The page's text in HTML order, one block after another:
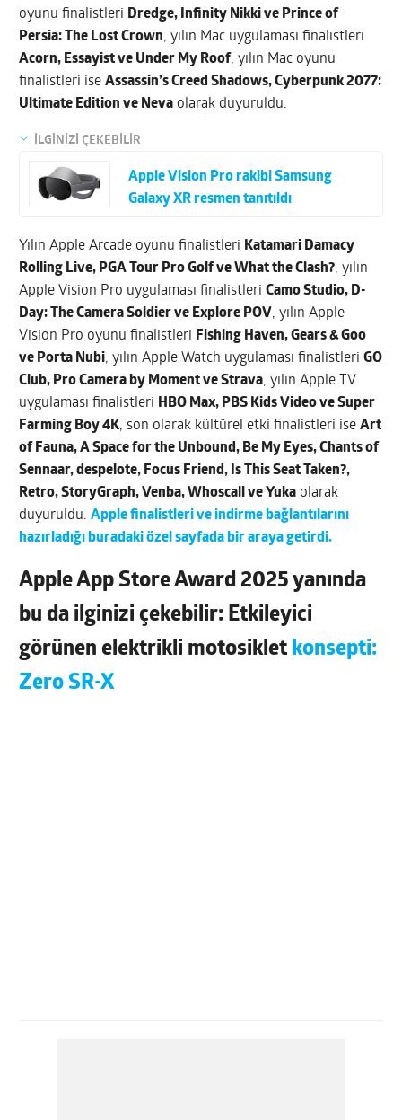
oyunu finalistleri Dredge, Infinity Nikki ve Prince of
Persia: The Lost Crown, yılın Mac uygulaması finalistleri
Acorn, Essayist ve Under My Roof, yılın Mac oyunu
finalistleri iseAssassin’s Creed Shadows, Cyberpunk 2077:
Ultimate Edition ve Neva olarak duyuruldu.
İLGİNİZİ ÇEKEBİLİR
Apple Vision Pro rakibi Samsung
Galaxy XR resmen tanıtıldı
Yılın Apple Arcade oyunu finalistleri Katamari Damacy
Rolling Live, PGA Tour Pro Golf ve What the Clash?, yılın
Apple Vision Pro uygulaması finalistleriCamo Studio, D-
Day: The Camera Soldier ve Explore POV, yılın Apple
Vision Pro oyunu finalistleri Fishing Haven, Gears & Goo
ve Porta Nubi, yılın Apple Watch uygulaması finalistleriGO
Club, Pro Camera by Moment ve Strava, yılın Apple TV
uygulaması finalistleri HBO Max, PBS Kids Video ve Super
Farming Boy 4K, son olarak kültürel etki finalistleri iseArt
of Fauna, A Space for the Unbound, Be My Eyes, Chants of
Sennaar, despelote, Focus Friend, Is This Seat Taken?,
Retro, StoryGraph, Venba, Whoscall ve Yuka olarak
duyuruldu.Apple finalistleri ve indirme bağlantılarını
hazırladığı buradaki özel sayfada bir araya getirdi.
Apple App Store Award 2025 yanında
bu da ilginizi çekebilir: Etkileyici
görünen elektrikli motosiklet konsepti:
Zero SR-X